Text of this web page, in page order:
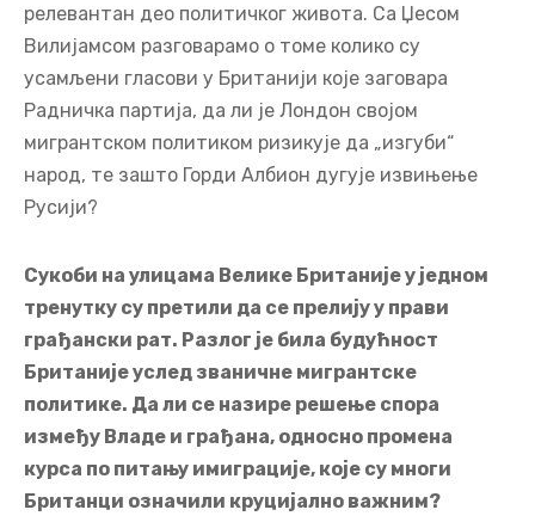
релевантан део политичког живота. Са Џесом
Вилијамсом разговарамо о томе колико су
усамљени гласови у Британији које заговара
Радничка партија, да ли је Лондон својом
мигрантском политиком ризикује да „изгуби“
народ, те зашто Горди Албион дугује извињење
Русији?
Сукоби на улицама Велике Британије у једном
тренутку су претили да се прелију у прави
грађански рат. Разлог је била будућност
Британије услед званичне мигрантске
политике. Да ли се назире решење спора
између Владе и грађана, односно промена
курса по питању имиграције, које су многи
Британци означили круцијално важним?